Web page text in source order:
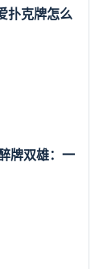
扑克牌怎么
牌双雄：一